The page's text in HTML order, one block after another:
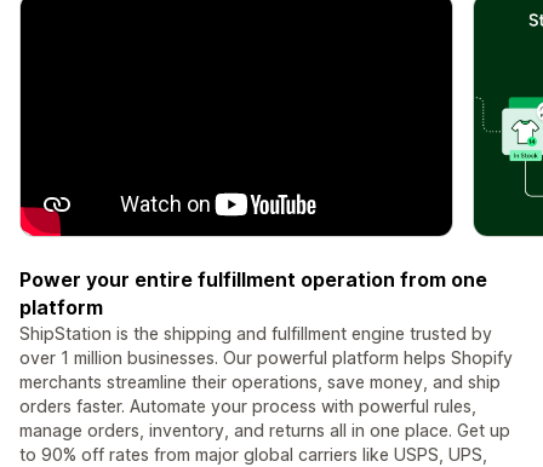
Power your entire fulfillment operation from one
platform
ShipStation is the shipping and fulfillment engine trusted by
over 1 million businesses. Our powerful platform helps Shopify
merchants streamline their operations, save money, and ship
orders faster. Automate your process with powerful rules,
manage orders, inventory, and returns all in one place. Get up
to 90% off rates from major global carriers like USPS, UPS,